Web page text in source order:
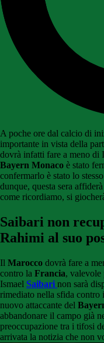
A poche ore dal calcio di
importante in vista della
dovrà infatti fare a meno di
Bayern Monaco è stato
confermarlo è stato lo
dunque, questa sera
come ricordiamo, si
Saibari non
Rahimi al suo
Il Marocco dovrà fare a
contro la Francia, valevole
Ismael Saibari non sarà
rimediato nella sfida contro
nuovo attaccante del
abbandonare il campo già
preoccupazione tra i tifosi
arrivata la notizia che non